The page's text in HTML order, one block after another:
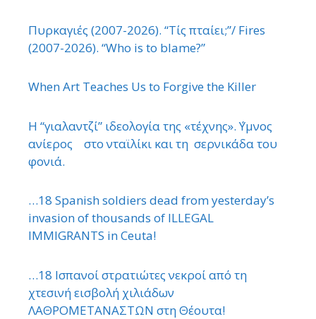
Πυρκαγιές (2007-2026). “Τίς πταίει;”/ Fires
(2007-2026). “Who is to blame?”
When Art Teaches Us to Forgive the Killer
Η “γιαλαντζί” ιδεολογία της «τέχνης». ΄Υμνος
ανίερος στο νταϊλίκι και τη σερνικάδα του
φονιά.
…18 Spanish soldiers dead from yesterday’s
invasion of thousands of ILLEGAL
IMMIGRANTS in Ceuta!
…18 Ισπανοί στρατιώτες νεκροί από τη
χτεσινή εισβολή χιλιάδων
ΛΑΘΡΟΜΕΤΑΝΑΣΤΩΝ στη Θέουτα!